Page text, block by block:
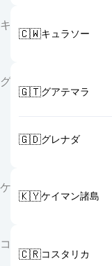
キ
🇨🇼キュラソー
グ
🇬🇹グアテマラ
🇬🇩グレナダ
ケ
🇰🇾ケイマン諸島
コ
🇨🇷コスタリカ